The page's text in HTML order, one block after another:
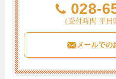
028-
（受付時間 平日
メールでの